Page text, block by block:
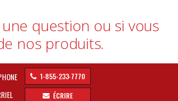
question ou si vous
nos produits.
1-855-233-7770
ÉCRIRE